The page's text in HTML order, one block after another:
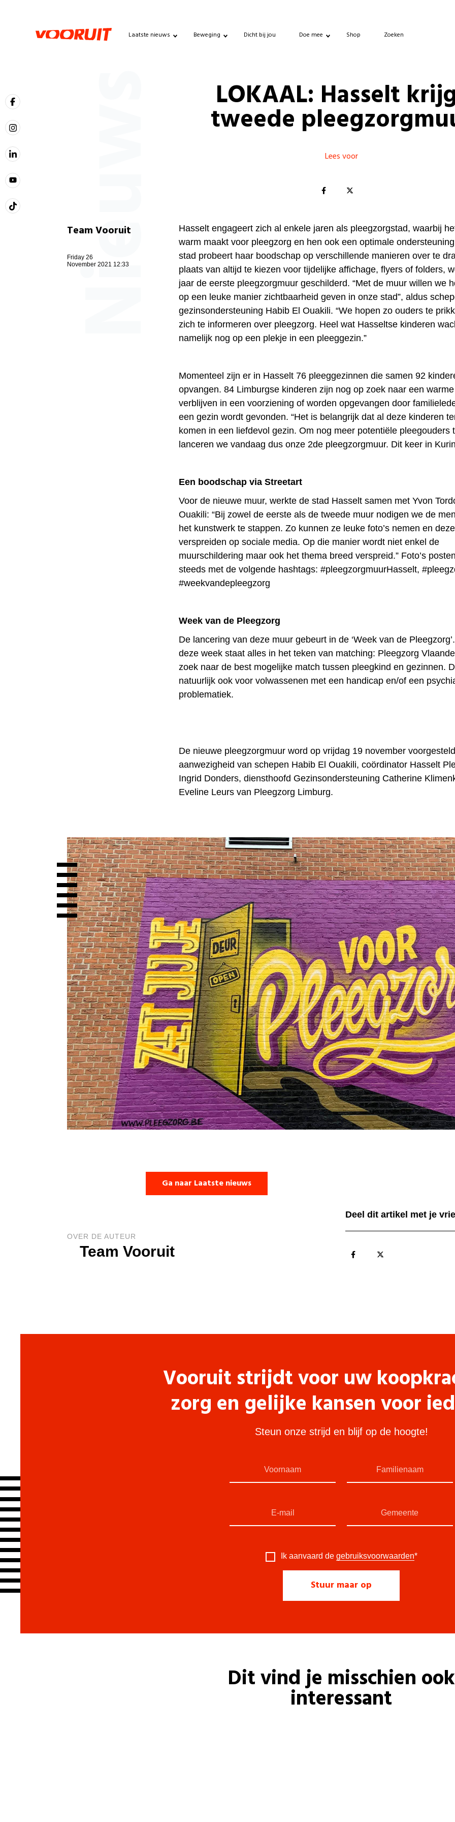
Laatste nieuws Beweging Dicht bij jou Doe mee Shop Zoeken
Nieuws LOKAAL: Hasselt
tweede
Lees voor
Team Vooruit
Friday 26
November 2021 12:33
Hasselt engageert zich al enkele jaren als pleegzorgstad, waarbij
warm maakt voor pleegzorg en hen ook een optimale
stad probeert haar boodschap op verschillende manieren over te
plaats van altijd te kiezen voor tijdelijke affichage, flyers of folders,
jaar de eerste pleegzorgmuur geschilderd. “Met de muur willen we
op een leuke manier zichtbaarheid geven in onze stad”, aldus
gezinsondersteuning Habib El Ouakili. “We hopen zo ouders te
zich te informeren over pleegzorg. Heel wat Hasseltse kinderen
namelijk nog op een plekje in een pleeggezin.”
Momenteel zijn er in Hasselt 76 pleeggezinnen die samen 92
opvangen. 84 Limburgse kinderen zijn nog op zoek naar een
verblijven in een voorziening of worden opgevangen door
een gezin wordt gevonden. “Het is belangrijk dat al deze kinderen
komen in een liefdevol gezin. Om nog meer potentiële pleegouders
lanceren we vandaag dus onze 2de pleegzorgmuur. Dit keer in
Een boodschap via Streetart
Voor de nieuwe muur, werkte de stad Hasselt samen met Yvon
Ouakili: “Bij zowel de eerste als de tweede muur nodigen we de
het kunstwerk te stappen. Zo kunnen ze leuke foto’s nemen en deze
verspreiden op sociale media. Op die manier wordt niet enkel de
muurschildering maar ook het thema breed verspreid.” Foto’s
steeds met de volgende hashtags: #pleegzorgmuurHasselt,
#weekvandepleegzorg
Week van de Pleegzorg
De lancering van deze muur gebeurt in de ‘Week van de
deze week staat alles in het teken van matching: Pleegzorg
zoek naar de best mogelijke match tussen pleegkind en gezinnen.
natuurlijk ook voor volwassenen met een handicap en/of een
problematiek.
De nieuwe pleegzorgmuur word op vrijdag 19 november
aanwezigheid van schepen Habib El Ouakili, coördinator Hasselt
Ingrid Donders, diensthoofd Gezinsondersteuning Catherine
Eveline Leurs van Pleegzorg Limburg.
Ga naar Laatste nieuws
OVER DE AUTEUR
Team Vooruit
Deel dit artikel met je
Vooruit strijdt voor uw
zorg en gelijke kansen voor
Steun onze strijd en blijf op de hoogte!
Ik aanvaard de gebruiksvoorwaarden*
Dit vind je misschien ook
interessant